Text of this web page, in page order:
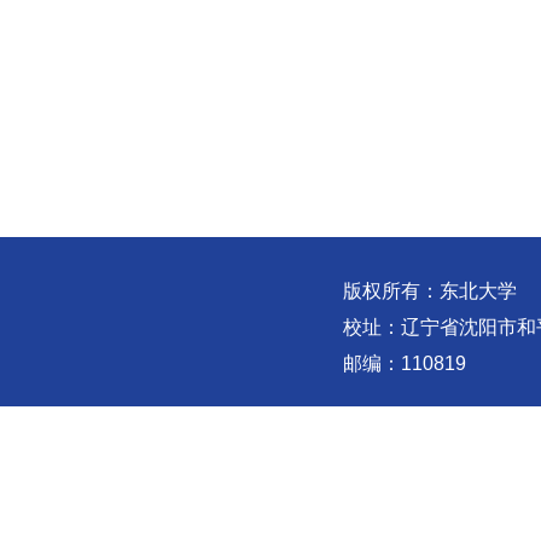
版权所有：东北大学
校址：辽宁省沈阳市
邮编：110819